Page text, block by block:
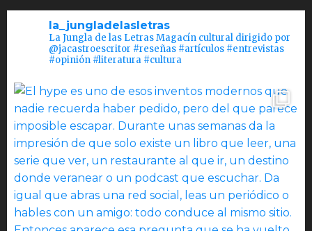
la_jungladelasletras
La Jungla de las Letras Magacín cultural dirigido por
@jacastroescritor #reseñas #artículos #entrevistas
#opinión #literatura #cultura